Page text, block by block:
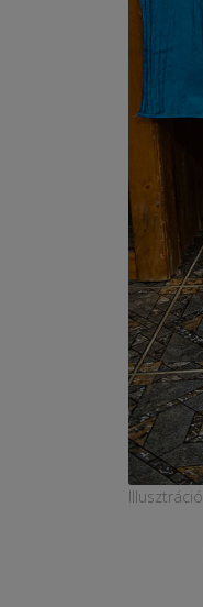
Illusztráció